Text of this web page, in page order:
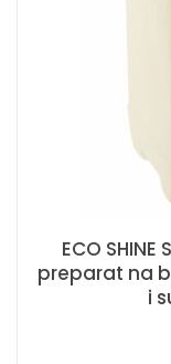
ECO SHINE
preparat na
i